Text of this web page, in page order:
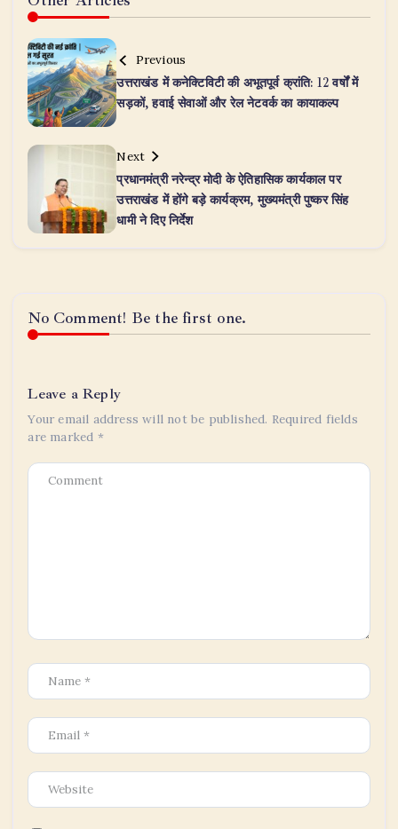
Previous
उत्तराखंड में कनेक्टिविटी की अभूतपूर्व क्रांति: 12 वर्षों में
सड़कों, हवाई सेवाओं और रेल नेटवर्क का कायाकल्प
Next
प्रधानमंत्री नरेन्द्र मोदी के ऐतिहासिक कार्यकाल पर
उत्तराखंड में होंगे बड़े कार्यक्रम, मुख्यमंत्री पुष्कर सिंह
धामी ने दिए निर्देश
No Comment! Be the first one.
Leave a Reply
Your email address will not be published. Required fields
are marked *